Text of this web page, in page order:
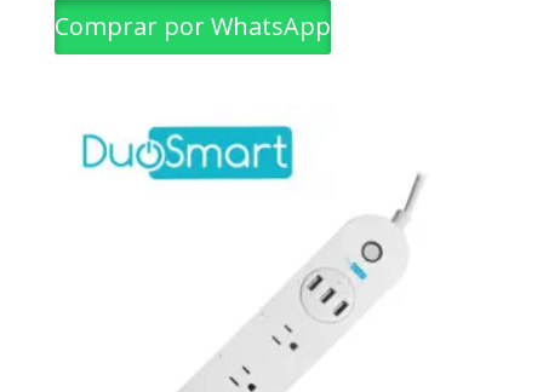
Comprar por WhatsApp